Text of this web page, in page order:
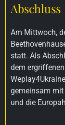
Abschluss
Am Mittwoch,
statt. Als
dem
gemeinsam
und die